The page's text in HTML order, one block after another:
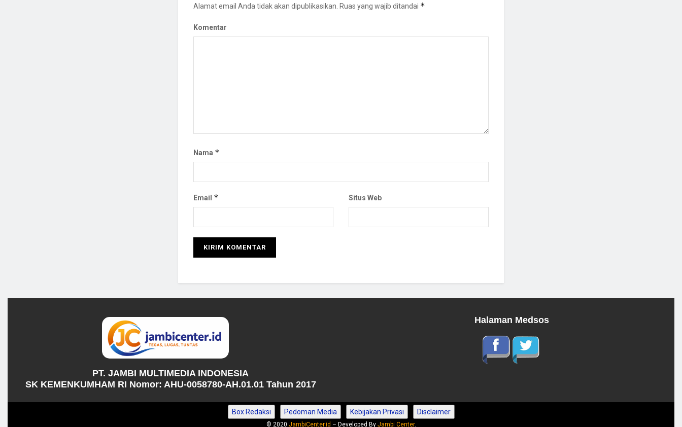
Alamat email Anda tidak akan dipublikasikan. Ruas yang wajib ditandai *
Komentar
Nama *
Email * Situs Web
PT. JAMBI MULTIMEDIA INDONESIA
SK KEMENKUMHAM RI Nomor: AHU-0058780-AH.01.01 Tahun 2017
Halaman Medsos
Box Redaksi Pedoman Media Kebijakan Privasi Disclaimer
© 2020 JambiCenter.id – Developed By Jambi Center.